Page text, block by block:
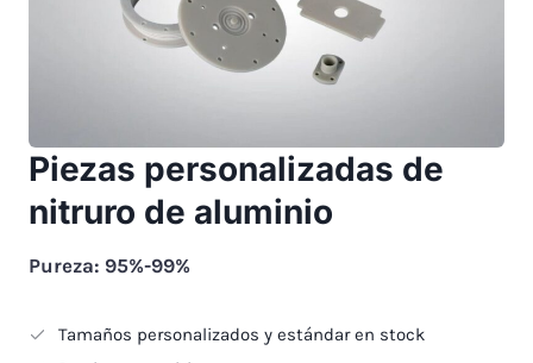
Piezas personalizadas de
nitruro de aluminio
Pureza: 95%-99%
Tamaños personalizados y estándar en stock